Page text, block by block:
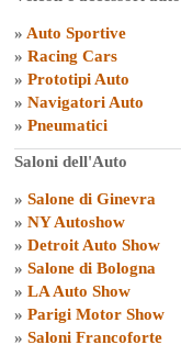
» Auto Sportive
» Racing Cars
» Prototipi Auto
» Navigatori Auto
» Pneumatici
Saloni dell'Auto
» Salone di Ginevra
» NY Autoshow
» Detroit Auto Show
» Salone di Bologna
» LA Auto Show
» Parigi Motor Show
» Saloni Francoforte